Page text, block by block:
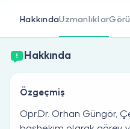
HakkındaUzmanlıklar
Hakkında
Özgeçmiş
Opr.Dr. Orhan Güngör,